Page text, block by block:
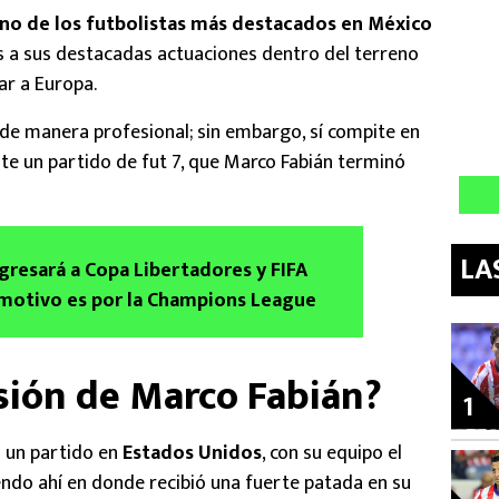
de los futbolistas más destacados en México
a sus destacadas actuaciones dentro del terreno
a Europa.
manera profesional; sin embargo, sí compite en
un partido de fut 7, que Marco Fabián terminó
a Copa Libertadores y FIFA
es por la Champions League
de Marco Fabián?
partido en Estados Unidos, con su equipo el
ahí en donde recibió una fuerte patada en su
1